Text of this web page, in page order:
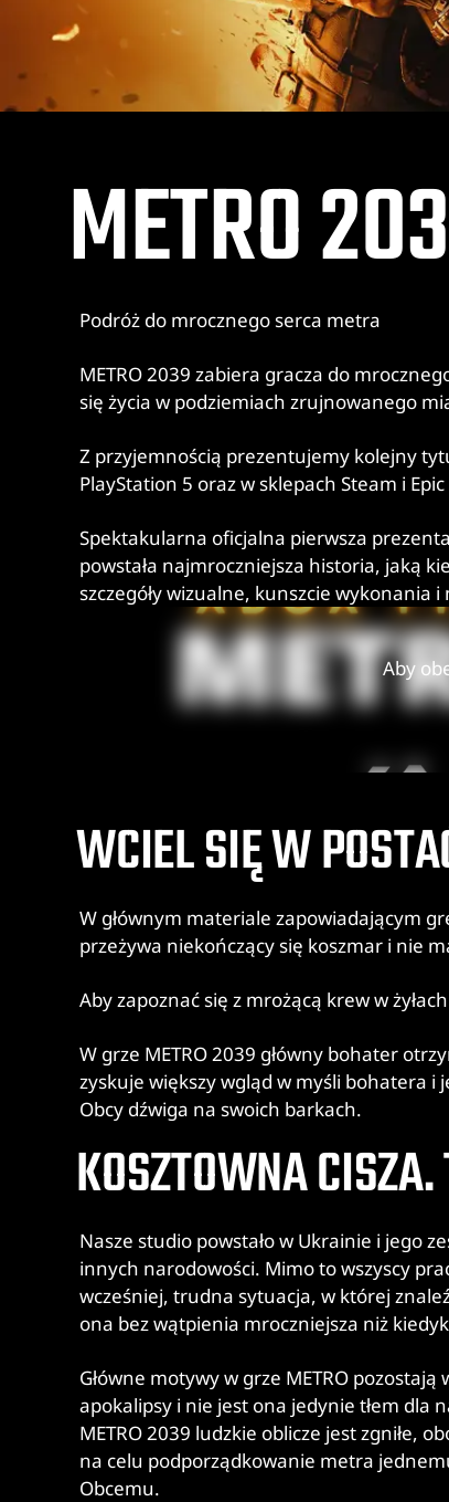
METRO
Podróż do mrocznego serca metra
METRO 2039 zabiera gracza do
się życia w podziemiach zrujnowanego
Z przyjemnością prezentujemy kolejny
PlayStation 5 oraz w sklepach Steam i
Spektakularna oficjalna pierwsza
powstała najmroczniejsza historia, jaką
szczegóły wizualne, kunszcie
Aby
WCIEL SIĘ W
W głównym materiale zapowiadającym
przeżywa niekończący się koszmar i nie
Aby zapoznać się z mrożącą krew w
W grze METRO 2039 główny bohater
zyskuje większy wgląd w myśli bohatera i
Obcy dźwiga na swoich barkach.
KOSZTOWNA
Nasze studio powstało w Ukrainie i jego
innych narodowości. Mimo to wszyscy
wcześniej, trudna sytuacja, w której
ona bez wątpienia mroczniejsza niż
Główne motywy w grze METRO
apokalipsy i nie jest ona jedynie tłem dla
METRO 2039 ludzkie oblicze jest zgniłe,
na celu podporządkowanie metra
Obcemu.